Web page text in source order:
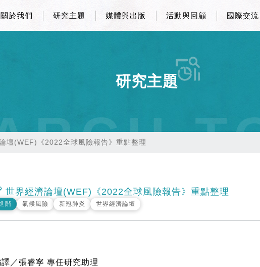
關於我們 研究主題 媒體與出版 活動與回顧 國際交流
研究主題
壇(WEF)《2022全球風險報告》重點整理
世界經濟論壇(WEF)《2022全球風險報告》重點整理
階 氣候風險 新冠肺炎 世界經濟論壇
譯／張睿寧 專任研究助理